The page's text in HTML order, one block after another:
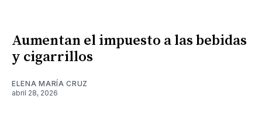
Aumentan el impuesto a las bebidas
y cigarrillos
ELENA MARÍA CRUZ
abril 28, 2026